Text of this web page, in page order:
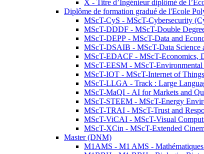
X - Titre d’Ingénieur diplômé de
Diplôme de formation gradué de l'Ecole
MScT-CyS - MScT-Cybersecurity
MScT-DDDF - MScT-Double
MScT-DEPP - MScT-Data and
MScT-DSAIB - MScT-Data Science
MScT-EDACF - MScT-Economics,
MScT-EESM - MScT-
MScT-IOT - MScT-Internet of
MScT-LLGA - Track : Large
MScT-MaQI - AI for Markets and
MScT-STEEM - MScT-Energy
MScT-TRAI - MScT-Trust and
MScT-ViCAI - MScT-Visual
MScT-XCin - MScT-Extended
Master (DNM)
M1AMS - M1 AMS - Mathématiques